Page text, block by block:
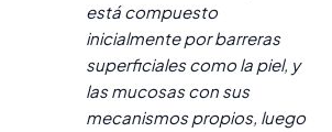
está compuesto
inicialmente por barreras
superficiales como la piel, y
las mucosas con sus
mecanismos propios, luego